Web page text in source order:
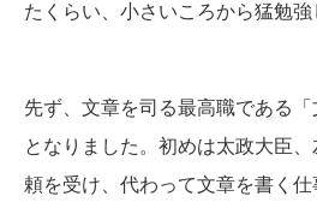
たくらい、小さいころから猛勉強
先ず、文章を司る最高職である
となりました。初めは太政大臣
頼を受け、代わって文章を書く仕